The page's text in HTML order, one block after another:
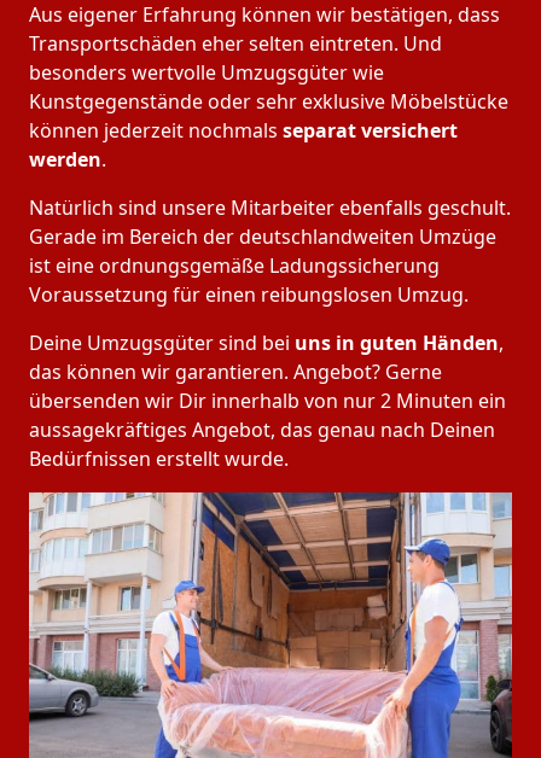
Aus eigener Erfahrung können wir bestätigen, dass
Transportschäden eher selten eintreten. Und
besonders wertvolle Umzugsgüter wie
Kunstgegenstände oder sehr exklusive Möbelstücke
können jederzeit nochmals separat versichert
werden.
Natürlich sind unsere Mitarbeiter ebenfalls geschult.
Gerade im Bereich der deutschlandweiten Umzüge
ist eine ordnungsgemäße Ladungssicherung
Voraussetzung für einen reibungslosen Umzug.
Deine Umzugsgüter sind bei uns in guten Händen,
das können wir garantieren. Angebot? Gerne
übersenden wir Dir innerhalb von nur 2 Minuten ein
aussagekräftiges Angebot, das genau nach Deinen
Bedürfnissen erstellt wurde.